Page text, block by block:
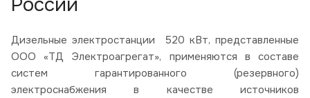
Дизельные электростанции 520 кВт, представленные
ООО «ТД Электроагрегат», применяются в составе
систем гарантированного (резервного)
электроснабжения в качестве источников